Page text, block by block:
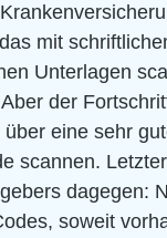
mit
Unterlagen
der
eine sehr
scannen.
dagegen:
soweit